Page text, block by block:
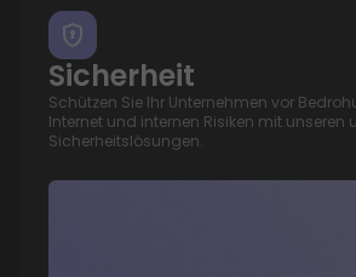
Sicherheit
Schützen Sie Ihr Unternehmen vor
Internet und internen Risiken mit unseren
Sicherheitslösungen.